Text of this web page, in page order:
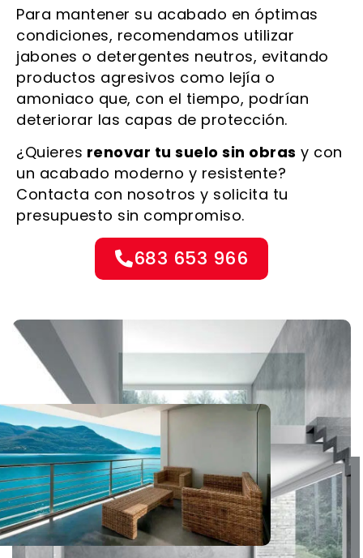
Para mantener su acabado en óptimas
condiciones, recomendamos utilizar
jabones o detergentes neutros, evitando
productos agresivos como lejía o
amoniaco que, con el tiempo, podrían
deteriorar las capas de protección.
¿Quieres renovar tu suelo sin obras y con
un acabado moderno y resistente?
Contacta con nosotros y solicita tu
presupuesto sin compromiso.
683 653 966